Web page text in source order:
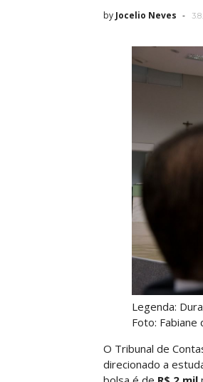
by Jocelio Neves
Legenda:
Foto: Fabiane
O Tribunal de
direcionado a